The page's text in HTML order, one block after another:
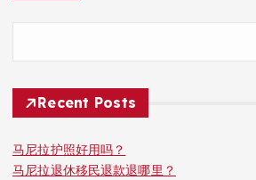
Recent Posts
马尼拉护照好用吗？
马尼拉退休移民退款退哪里？